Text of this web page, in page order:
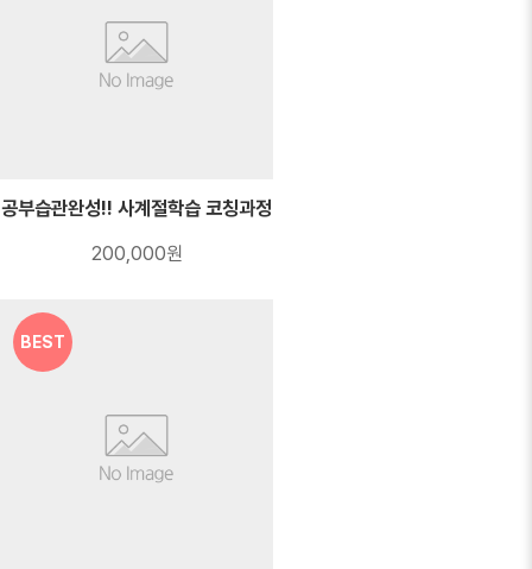
공부습관완성!! 사계절학습 코칭과정
200,000원
BEST